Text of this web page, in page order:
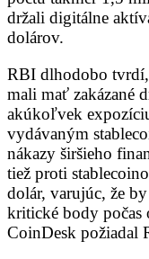
držali digitálne
dolárov.
RBI dlhodobo
mali mať zakázané
akúkoľvek
vydávaným
nákazy širšieho
tiež proti
dolár, varujúc, že
kritické body
CoinDesk požiadal